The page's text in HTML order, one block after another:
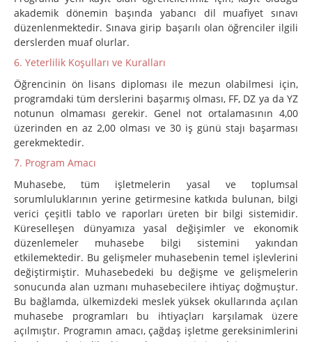
akademik dönemin başında yabancı dil muafiyet sınavı
düzenlenmektedir. Sınava girip başarılı olan öğrenciler ilgili
derslerden muaf olurlar.
6. Yeterlilik Koşulları ve Kuralları
Öğrencinin ön lisans diploması ile mezun olabilmesi için,
programdaki tüm derslerini başarmış olması, FF, DZ ya da YZ
notunun olmaması gerekir. Genel not ortalamasının 4,00
üzerinden en az 2,00 olması ve 30 iş günü stajı başarması
gerekmektedir.
7. Program Amacı
Muhasebe, tüm işletmelerin yasal ve toplumsal
sorumluluklarının yerine getirmesine katkıda bulunan, bilgi
verici çeşitli tablo ve raporları üreten bir bilgi sistemidir.
Küreselleşen dünyamıza yasal değişimler ve ekonomik
düzenlemeler muhasebe bilgi sistemini yakından
etkilemektedir. Bu gelişmeler muhasebenin temel işlevlerini
değiştirmiştir. Muhasebedeki bu değişme ve gelişmelerin
sonucunda alan uzmanı muhasebecilere ihtiyaç doğmuştur.
Bu bağlamda, ülkemizdeki meslek yüksek okullarında açılan
muhasebe programları bu ihtiyaçları karşılamak üzere
açılmıştır. Programın amacı, çağdaş işletme gereksinimlerini